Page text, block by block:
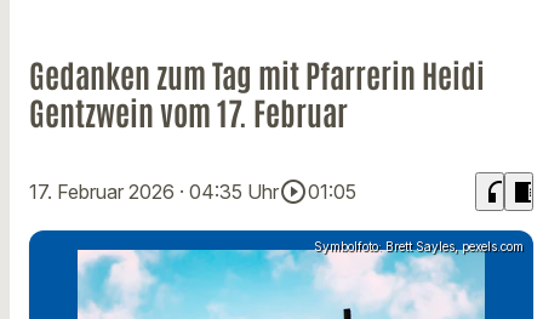
Gedanken zum Tag mit Pfarrerin Heidi
Gentzwein vom 17. Februar
17. Februar 2026 · 04:35 Uhrplay_circle_outline01:05 headphones chrome_reader_mode
Symbolfoto: Brett Sayles, pexels.com